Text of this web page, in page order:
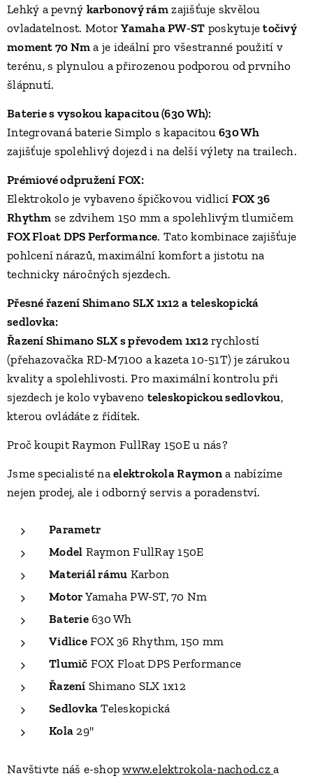
Lehký a pevný karbonový rámzajišťuje skvělou
ovladatelnost. MotorYamaha PW-ST poskytujetočivý
moment 70 Nm a je ideální pro všestranné použití v
terénu, s plynulou a přirozenou podporou od prvního
šlápnutí.
Baterie s vysokou kapacitou (630 Wh):
Integrovaná baterie Simplo s kapacitou630 Wh
zajišťuje spolehlivý dojezd i na delší výlety na trailech.
Prémiové odpružení FOX:
Elektrokolo je vybaveno špičkovou vidlicí FOX 36
Rhythm se zdvihem 150 mm a spolehlivým tlumičem
FOX Float DPS Performance. Tato kombinace zajišťuje
pohlcení nárazů, maximální komfort a jistotu na
technicky náročných sjezdech.
Přesné řazení Shimano SLX 1x12 a teleskopická
sedlovka:
Řazení Shimano SLX s převodem 1x12rychlostí
(přehazovačka RD-M7100 a kazeta 10-51T) je zárukou
kvality a spolehlivosti. Pro maximální kontrolu při
sjezdech je kolo vybaveno teleskopickou sedlovkou,
kterou ovládáte z řídítek.
Proč koupit Raymon FullRay 150E u nás?
Jsme specialisté naelektrokola Raymona nabízíme
nejen prodej, ale i odborný servis a poradenství.
Parametr
Model Raymon FullRay 150E
Materiál rámu Karbon
Motor Yamaha PW-ST, 70 Nm
Baterie630 Wh
VidliceFOX 36 Rhythm, 150 mm
Tlumič FOX Float DPS Performance
Řazení Shimano SLX 1x12
Sedlovka Teleskopická
Kola 29"
Navštivte náš e-shopwww.elektrokola-nachod.cza